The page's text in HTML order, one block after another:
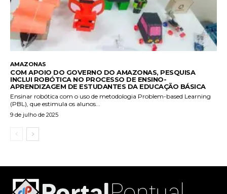
AMAZONAS
COM APOIO DO GOVERNO DO AMAZONAS, PESQUISA
INCLUI ROBÓTICA NO PROCESSO DE ENSINO-
APRENDIZAGEM DE ESTUDANTES DA EDUCAÇÃO BÁSICA
Ensinar robótica com o uso de metodologia Problem-based Learning
(PBL), que estimula os alunos...
9 de julho de 2025